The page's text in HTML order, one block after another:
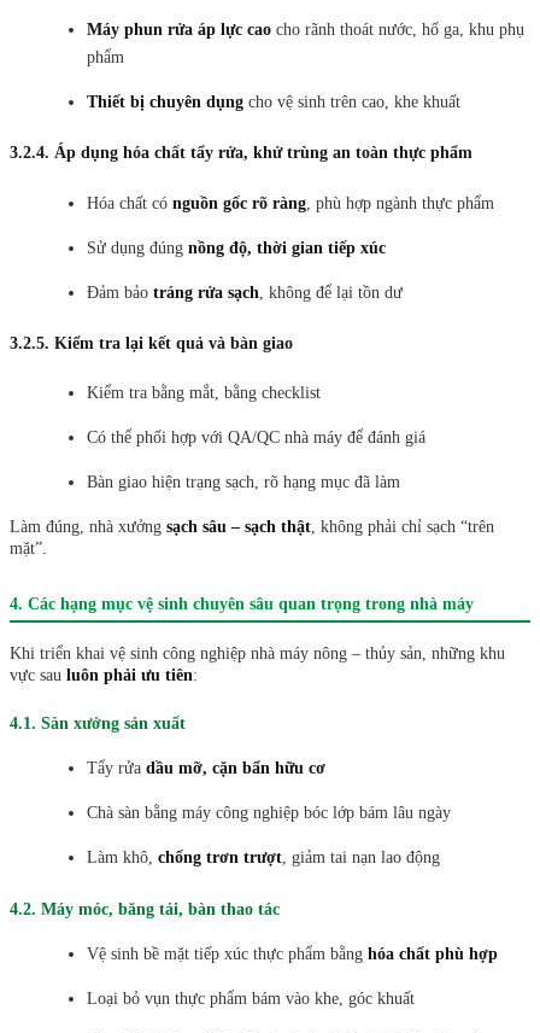
Máy phun rửa áp lực cao cho rãnh thoát nước, hố ga, khu phụ
phẩm
Thiết bị chuyên dụng cho vệ sinh trên cao, khe khuất
3.2.4. Áp dụng hóa chất tẩy rửa, khử trùng an toàn thực phẩm
Hóa chất có nguồn gốc rõ ràng , phù hợp ngành thực phẩm
Sử dụng đúng nồng độ, thời gian tiếp xúc
Đảm bảo tráng rửa sạch , không để lại tồn dư
3.2.5. Kiểm tra lại kết quả và bàn giao
Kiểm tra bằng mắt, bằng checklist
Có thể phối hợp với QA/QC nhà máy để đánh giá
Bàn giao hiện trạng sạch, rõ hạng mục đã làm
Làm đúng, nhà xưởng sạch sâu – sạch thật, không phải chỉ sạch “trên
mặt”.
4. Các hạng mục vệ sinh chuyên sâu quan trọng trong nhà máy
Khi triển khai vệ sinh công nghiệp nhà máy nông – thủy sản, những khu
vực sau luôn phải ưu tiên:
4.1. Sàn xưởng sản xuất
Tẩy rửa dầu mỡ, cặn bẩn hữu cơ
Chà sàn bằng máy công nghiệp bóc lớp bám lâu ngày
Làm khô, chống trơn trượt, giảm tai nạn lao động
4.2. Máy móc, băng tải, bàn thao tác
Vệ sinh bề mặt tiếp xúc thực phẩm bằng hóa chất phù hợp
Loại bỏ vụn thực phẩm bám vào khe, góc khuất